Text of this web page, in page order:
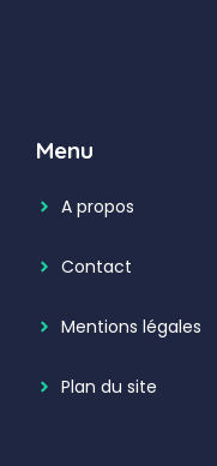
Menu
A propos
Contact
Mentions légales
Plan du site